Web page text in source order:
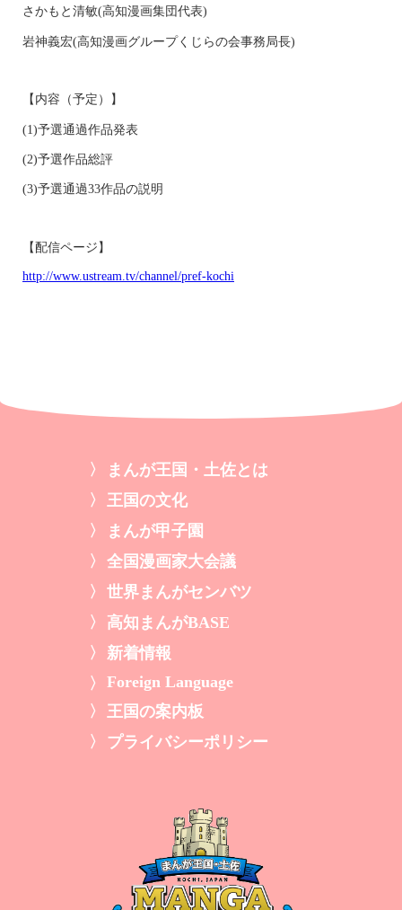
さかもと清敏(高知漫画集団代表)
岩神義宏(高知漫画グループくじらの会事務局長)
【内容（予定）】
(1)予選通過作品発表
(2)予選作品総評
(3)予選通過33作品の説明
【配信ページ】
http://www.ustream.tv/channel/pref-kochi
まんが王国・土佐とは
王国の文化
まんが甲子園
全国漫画家大会議
世界まんがセンバツ
高知まんがBASE
新着情報
Foreign Language
王国の案内板
プライバシーポリシー